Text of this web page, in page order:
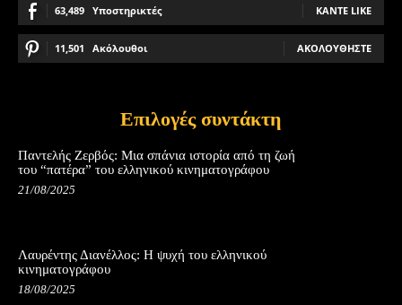
63,489 Υποστηρικτές ΚΆΝΤΕ LIKE
11,501 Ακόλουθοι ΑΚΟΛΟΥΘΉΣΤΕ
Επιλογές συντάκτη
Παντελής Ζερβός: Μια σπάνια ιστορία από τη ζωή
του “πατέρα” του ελληνικού κινηματογράφου
21/08/2025
Λαυρέντης Διανέλλος: Η ψυχή του ελληνικού
κινηματογράφου
18/08/2025